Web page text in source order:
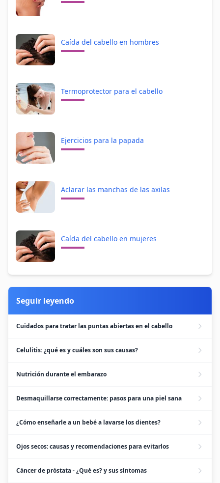
Caída del cabello en hombres
Termoprotector para el cabello
Ejercicios para la papada
Aclarar las manchas de las axilas
Caída del cabello en mujeres
Seguir leyendo
Cuidados para tratar las puntas abiertas en el cabello
Celulitis: ¿qué es y cuáles son sus causas?
Nutrición durante el embarazo
Desmaquillarse correctamente: pasos para una piel sana
¿Cómo enseñarle a un bebé a lavarse los dientes?
Ojos secos: causas y recomendaciones para evitarlos
Cáncer de próstata - ¿Qué es? y sus síntomas